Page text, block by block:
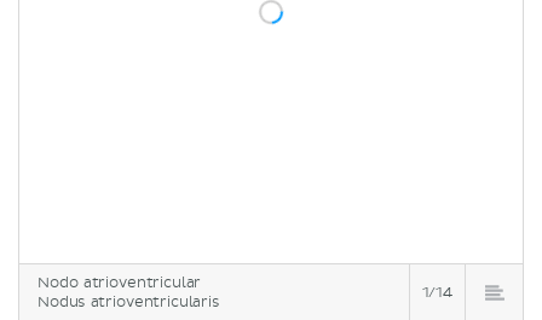
Nodo atrioventricular
Nodus atrioventricularis
1/14